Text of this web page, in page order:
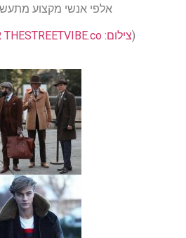
אלפי אנשי מקצוע
(צילום: THESTREETVIBE.co אסף ליברפרוינד)